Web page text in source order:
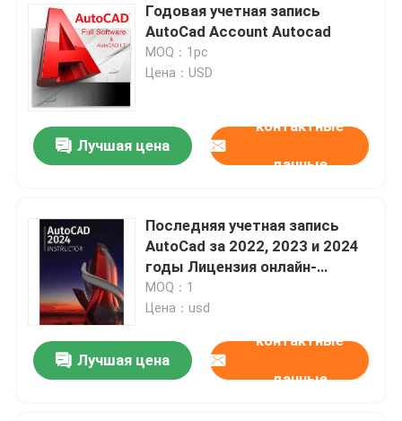
Годовая учетная запись
AutoCad Account Autocad
MOQ：1pc
Цена：USD
Лучшая цена
контактные
данные
Последняя учетная запись
AutoCad за 2022, 2023 и 2024
годы Лицензия онлайн-
активация
MOQ：1
Цена：usd
Лучшая цена
контактные
данные